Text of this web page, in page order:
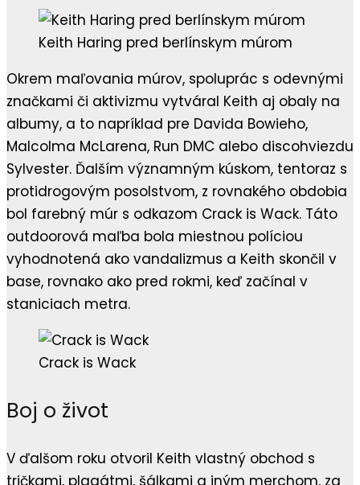
Keith Haring pred berlínskym múrom
Okrem maľovania múrov, spoluprác s odevnými
značkami či aktivizmu vytváral Keith aj obaly na
albumy, a to napríklad pre Davida Bowieho,
Malcolma McLarena, Run DMC alebo discohviezdu
Sylvester. Ďalším významným kúskom, tentoraz s
protidrogovým posolstvom, z rovnakého obdobia
bol farebný múr s odkazom Crack is Wack. Táto
outdoorová maľba bola miestnou políciou
vyhodnotená ako vandalizmus a Keith skončil v
base, rovnako ako pred rokmi, keď začínal v
staniciach metra.
Crack is Wack
Boj o život
V ďalšom roku otvoril Keith vlastný obchod s